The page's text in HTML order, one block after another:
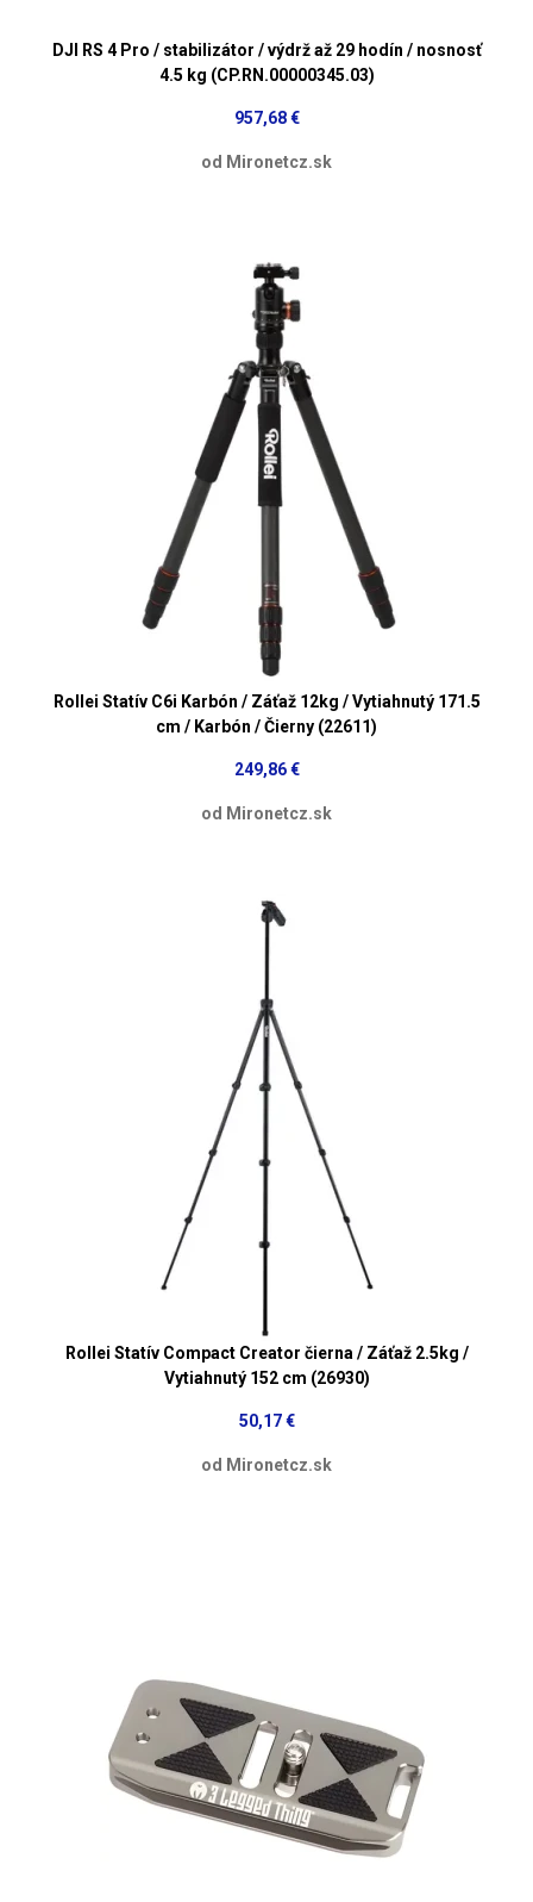
DJI RS 4 Pro / stabilizátor / výdrž až 29 hodín / nosnosť
4.5 kg (CP.RN.00000345.03)
957,68 €
od Mironetcz.sk
Rollei Statív C6i Karbón / Záťaž 12kg / Vytiahnutý 171.5
cm / Karbón / Čierny (22611)
249,86 €
od Mironetcz.sk
Rollei Statív Compact Creator čierna / Záťaž 2.5kg /
Vytiahnutý 152 cm (26930)
50,17 €
od Mironetcz.sk